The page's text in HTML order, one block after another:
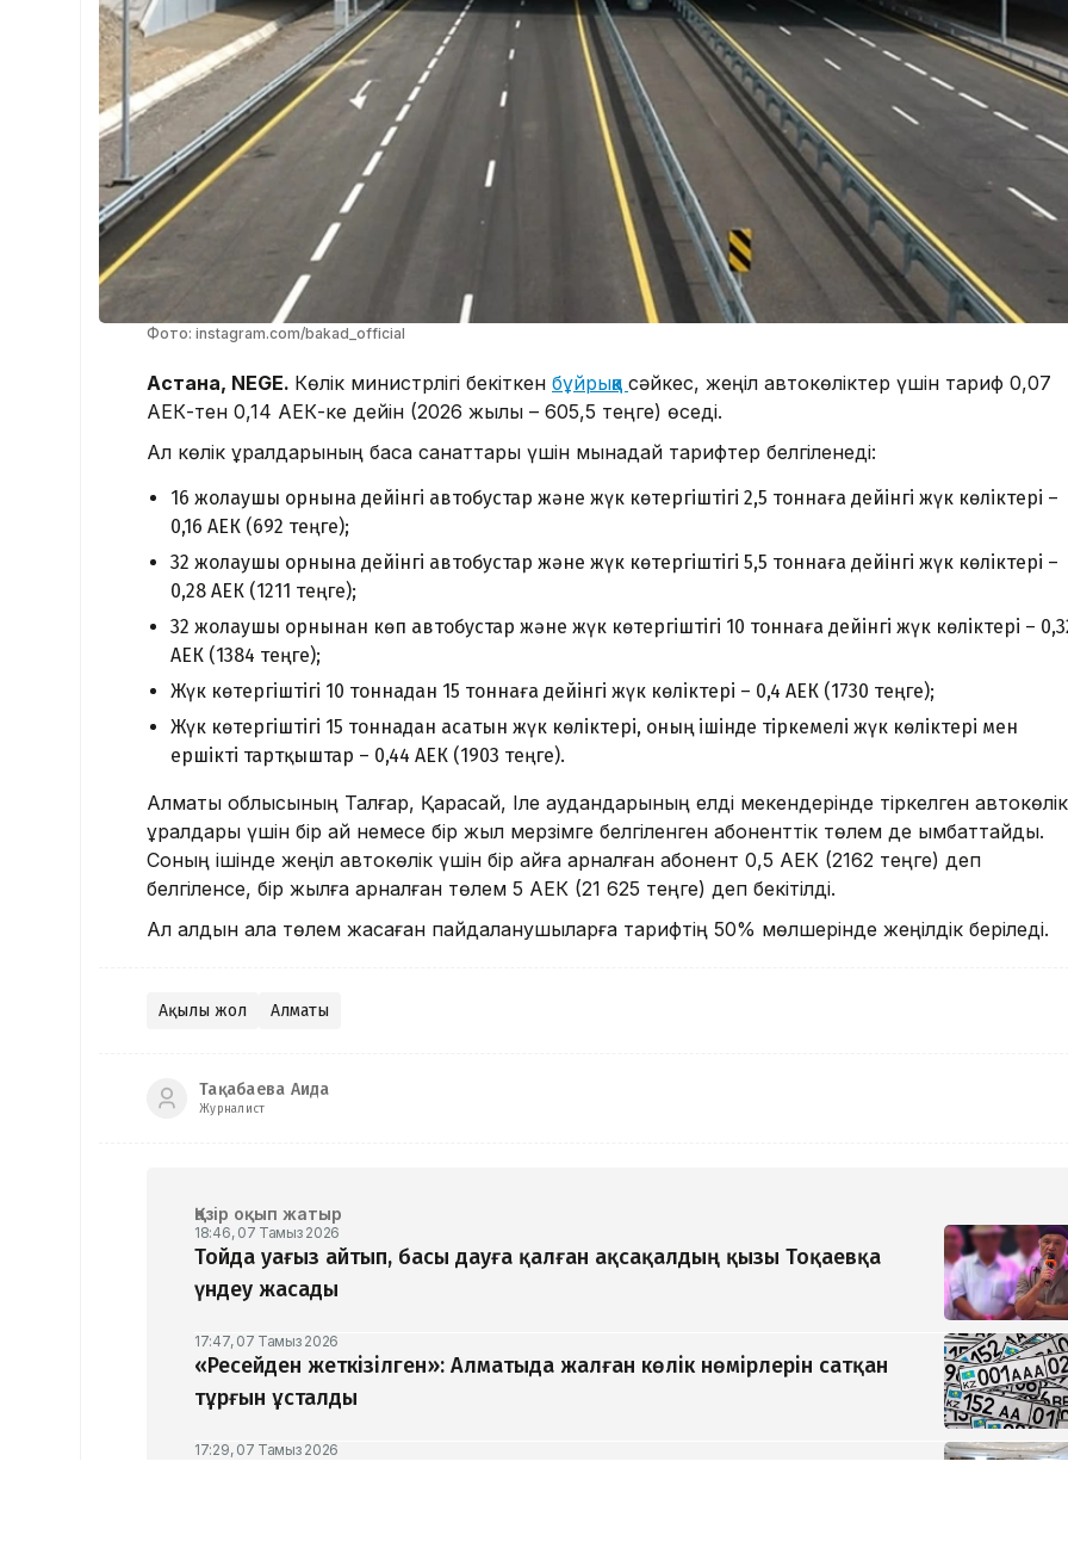
Фото: instagram.com/bakad_official
Астана, NEGE. Көлік министрлігі бекіткен бұйрыққа сәйкес, жеңіл автокөліктер үшін тариф 0,07
АЕК-тен 0,14 АЕК-ке дейін (2026 жылы – 605,5 теңге) өседі.
Ал көлік құралдарының басқа санаттары үшін мынадай тарифтер белгіленеді:
16 жолаушы орнына дейінгі автобустар және жүк көтергіштігі 2,5 тоннаға дейінгі жүк көліктері –
0,16 АЕК (692 теңге);
32 жолаушы орнына дейінгі автобустар және жүк көтергіштігі 5,5 тоннаға дейінгі жүк көліктері –
0,28 АЕК (1211 теңге);
32 жолаушы орнынан көп автобустар және жүк көтергіштігі 10 тоннаға дейінгі жүк көліктері –
АЕК (1384 теңге);
Жүк көтергіштігі 10 тоннадан 15 тоннаға дейінгі жүк көліктері – 0,4 АЕК (1730 теңге);
Жүк көтергіштігі 15 тоннадан асатын жүк көліктері, оның ішінде тіркемелі жүк көліктері мен
ершікті тартқыштар – 0,44 АЕК (1903 теңге).
Алматы облысының Талғар, Қарасай, Іле аудандарының елді мекендерінде тіркелген автокөлік
құралдары үшін бір ай немесе бір жыл мерзімге белгіленген абоненттік төлем де қымбаттайды.
Соның ішінде жеңіл автокөлік үшін бір айға арналған абонент 0,5 АЕК (2162 теңге) деп
белгіленсе, бір жылға арналған төлем 5 АЕК (21 625 теңге) деп бекітілді.
Ал алдын ала төлем жасаған пайдаланушыларға тарифтің 50% мөлшерінде жеңілдік беріледі.
Ақылы жол Алматы
Тақабаева Аида
Журналист
Қазір оқып жатыр
18:46, 07 Тамыз 2026
Тойда уағыз айтып, басы дауға қалған ақсақалдың қызы Тоқаевқа
үндеу жасады
17:47, 07 Тамыз 2026
«Ресейден жеткізілген»: Алматыда жалған көлік нөмірлерін сатқан
тұрғын ұсталды
17:29, 07 Тамыз 2026